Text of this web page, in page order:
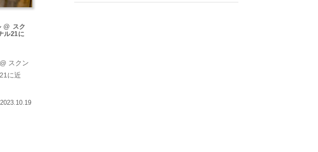
@ スク
ル21に
スクン
に近
2023.10.19